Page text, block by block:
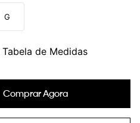
sobre o nosso aviso de
G
Tabela de Medidas
Comprar Agora